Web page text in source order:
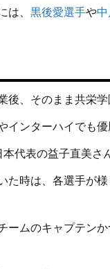
は、 黒後愛選手や
後、そのまま共栄学
インターハイでも優
代表の益子直美さ
た時は、各選手が
ームのキャプテン